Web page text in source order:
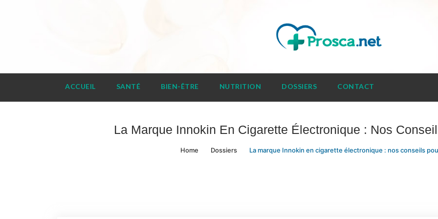
prosca.net
ACCUEIL SANTÉ BIEN-ÊTRE NUTRITION DOSSIERS CONTACT
La Marque Innokin En Cigarette Électronique : Nos
Home Dossiers La marque Innokin en cigarette électronique : nos conseils